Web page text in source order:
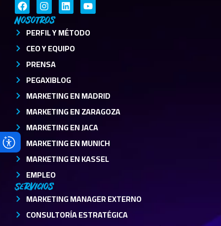
Nosotros
PERFIL Y MÉTODO
CEO Y EQUIPO
PRENSA
PEGAXIBLOG
MARKETING EN MADRID
MARKETING EN ZARAGOZA
MARKETING EN JACA
MARKETING EN MUNICH
MARKETING EN KASSEL
EMPLEO
Servicios
MARKETING MANAGER EXTERNO
CONSULTORÍA ESTRATÉGICA